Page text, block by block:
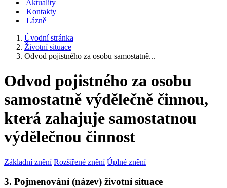
Aktuality
Kontakty
Lázně
Úvodní stránka
Životní situace
Odvod pojistného za osobu samostatně...
Odvod pojistného za osobu
samostatně výdělečně činnou,
která zahajuje samostatnou
výdělečnou činnost
Základní znění Rozšířené znění Úplné znění
3. Pojmenování (název) životní situace